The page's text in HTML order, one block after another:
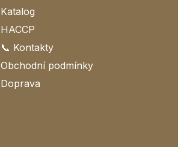
Katalog
HACCP
📞 Kontakty
Obchodní podmínky
Doprava